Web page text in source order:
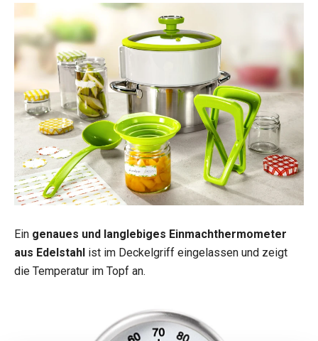
Ein genaues und langlebiges Einmachthermometer
aus Edelstahl ist im Deckelgriff eingelassen und zeigt
die Temperatur im Topf an.